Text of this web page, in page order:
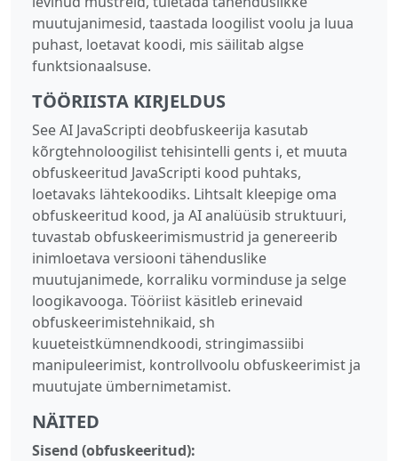
muutujanimesid, taastada loogilist voolu ja luua
puhast, loetavat koodi, mis säilitab algse
funktsionaalsuse.
TÖÖRIISTA KIRJELDUS
See AI JavaScripti deobfuskeerija kasutab
kõrgtehnoloogilist tehisintelli gents i, et muuta
obfuskeeritud JavaScripti kood puhtaks,
loetavaks lähtekoodiks. Lihtsalt kleepige oma
obfuskeeritud kood, ja AI analüüsib struktuuri,
tuvastab obfuskeerimismustrid ja genereerib
inimloetava versiooni tähenduslike
muutujanimede, korraliku vorminduse ja selge
loogikavooga. Tööriist käsitleb erinevaid
obfuskeerimistehnikaid, sh
kuueteistkümnendkoodi, stringimassiibi
manipuleerimist, kontrollvoolu obfuskeerimist ja
muutujate ümbernimetamist.
NÄITED
Sisend (obfuskeeritud):